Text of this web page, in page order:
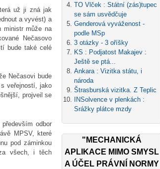
už ji zná jak
a vyvést) a
ministr může na
Nečasovo
bude také celé
Nečasovi bude
veřejností, jako
projveil se
odbor
MPSV, které
pod záminkou
všech, i těch
TO Vlček : Státní (zás)tupec
se sám usvědčuje
Genderová vyváženost -
podle MSp
3 otázky - 3 oříšky
KS : Podjatost Makajev :
Ještě se ptá...
Ankara : Vizitka státu, i
národa
Štrasburská vizitka. Z Teplic
INSolvence v plenkách :
Srážky plátce mzdy
"MECHANICKÁ
APLIKACE MIMO SMYSL
A ÚČEL PRÁVNÍ NORMY